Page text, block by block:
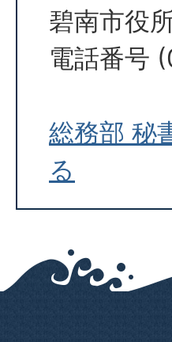
碧南市役
電話番号
総務部 秘
る